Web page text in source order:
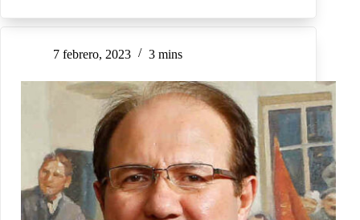
7 febrero, 2023 3 mins